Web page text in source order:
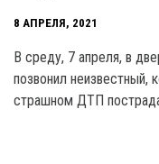
8 АПРЕЛЯ, 2021
В среду, 7 апреля, в
позвонил неизвестный,
страшном ДТП